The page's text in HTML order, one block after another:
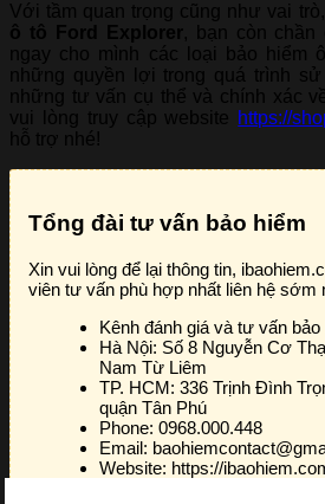
Với tầm quan trọng cũng như vai
ô tô Ford Explorer, bạn còn chần
ngay cho mình các loại bảo hiểm
những quyền lợi trong quá trình
những tư vấn cụ thể và chính xác
vui lòng truy cập website https://
hỗ trợ nhé!
Tổng đài tư vấn bảo hiểm
Xin vui lòng để lại thông tin,
viên tư vấn phù hợp nhất liên hệ sớm
Kênh đánh giá và tư vấn
Hà Nội: Số 8 Nguyễn Cơ
Nam Từ Liêm
TP. HCM: 336 Trịnh Đình
quận Tân Phú
Phone: 0968.000.448
Email:
Website: https://